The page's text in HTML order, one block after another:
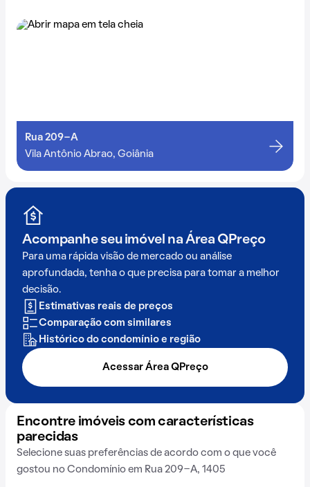
Rua 209-A
Vila Antônio Abrao, Goiânia
Acompanhe seu imóvel na Área QPreço
Para uma rápida visão de mercado ou análise
aprofundada, tenha o que precisa para tomar a melhor
decisão.
Estimativas reais de preços
Comparação com similares
Histórico do condomínio e região
Acessar Área QPreço
Encontre imóveis com características
parecidas
Selecione suas preferências de acordo com o que você
gostou no Condomínio em Rua 209-A, 1405